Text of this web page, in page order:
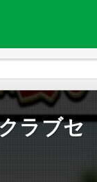
ラブセ